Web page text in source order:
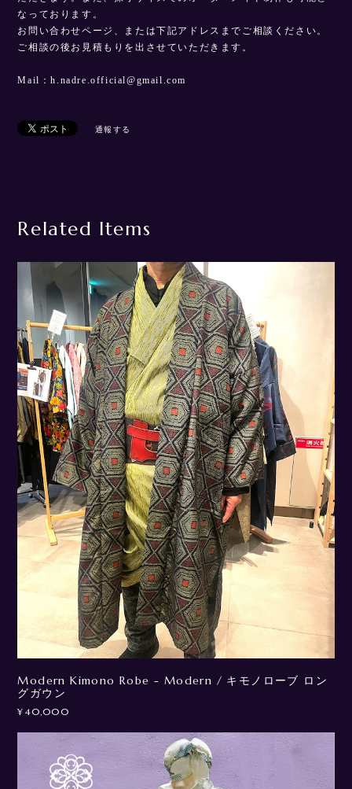
なっております。
お問い合わせページ、または下記アドレスまでご相談ください。
ご相談の後お見積もりを出させていただきます。
Mail：h.nadre.official@gmail.com
通報する
Related Items
Modern Kimono Robe - Modern / キモノローブ ロン
グガウン
¥40,000